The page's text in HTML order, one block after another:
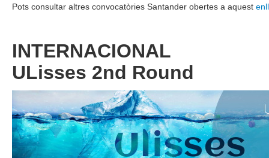
Pots consultar altres convocatòries Santander obertes a aquest
INTERNACIONAL
ULisses 2nd Round